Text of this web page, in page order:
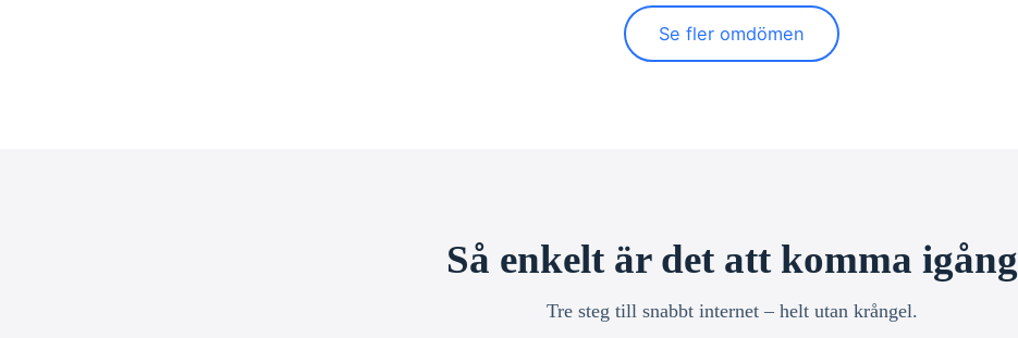
Se fler omdömen
Så enkelt är det att komma igång
Tre steg till snabbt internet – helt utan krångel.